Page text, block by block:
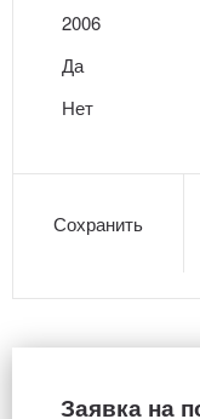
2006
Да
Нет
Сохранить
Заявка на